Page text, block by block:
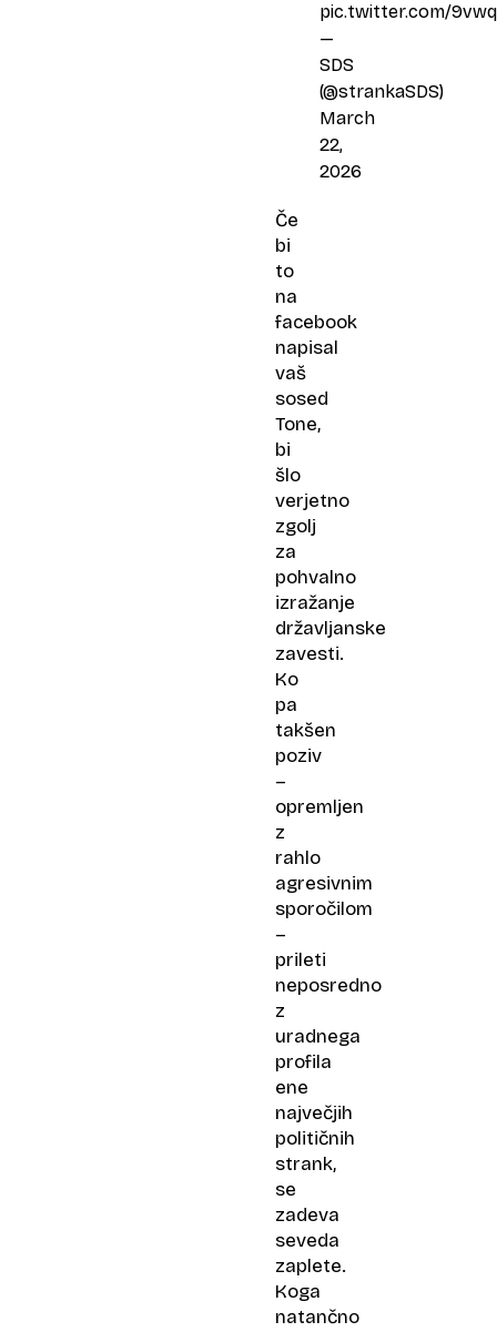
pic.twitter.com/
—
SDS
(@strankaSDS)
March
22,
2026
Če
bi
to
na
facebook
napisal
vaš
sosed
Tone,
bi
šlo
verjetno
zgolj
za
pohvalno
izražanje
državljanske
zavesti.
Ko
pa
takšen
poziv
–
opremljen
z
rahlo
agresivnim
sporočilom
–
prileti
neposredno
z
uradnega
profila
ene
največjih
političnih
strank,
se
zadeva
seveda
zaplete.
Koga
natančno